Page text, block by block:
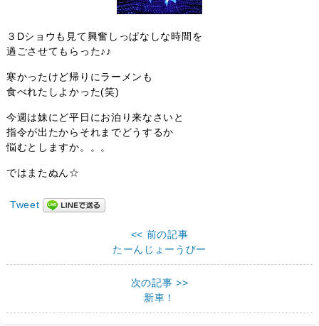
３Dショウも見て興奮しっぱなしな時間を
過ごさせてもらった♪♪
寒かったけど帰りにラーメンも
食べれたしよかった(笑)
今週は妹にど平日にお泊り来なさいと
指令が出たからそれまでどうするか
悩むとしますか。。。
ではまたぬん☆
Tweet
<< 前の記事
たーんじょーうびー
次の記事 >>
新車！